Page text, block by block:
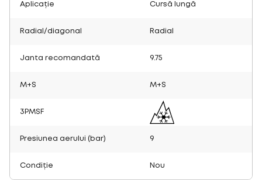
Aplicație Cursă lungă
Radial/diagonal Radial
Janta recomandată 9.75
M+S M+S
3PMSF
Presiunea aerului (bar) 9
Condiție Nou